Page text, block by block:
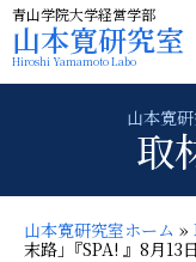
青山学院大学経営学部
山本寛研究室
Hiroshi Yamamoto Labo
取
山本寛研究室ホーム »
末路｣『SPA! 』8月13